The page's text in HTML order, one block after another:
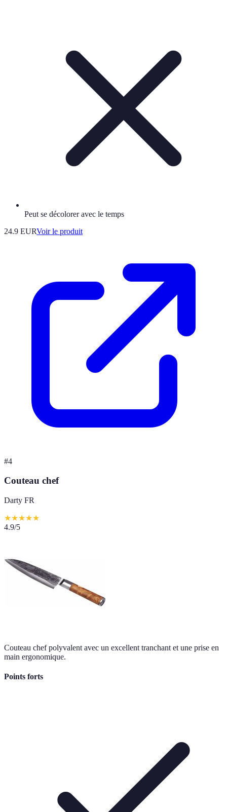
Peut se décolorer avec le temps
24.9 EURVoir le produit
#4
Couteau chef
Darty FR
★★★★★
4.9/5
Couteau chef polyvalent avec un excellent tranchant et une prise en
main ergonomique.
Points forts